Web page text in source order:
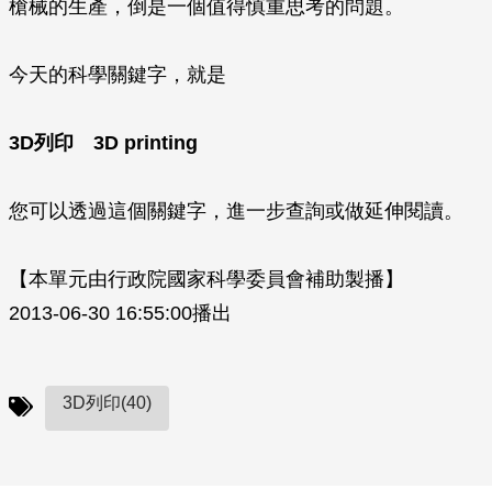
槍械的生產，倒是一個值得慎重思考的問題。
今天的科學關鍵字，就是
3D列印 3D printing
您可以透過這個關鍵字，進一步查詢或做延伸閱讀。
【本單元由行政院國家科學委員會補助製播】
2013-06-30 16:55:00播出
3D列印(40)